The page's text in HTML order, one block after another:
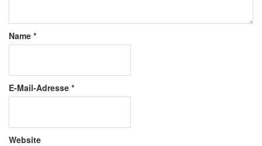
Name *
E-Mail-Adresse *
Website